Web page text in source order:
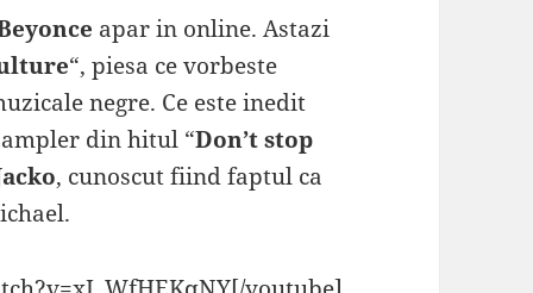
apar in online. Astazi
“, piesa ce vorbeste
negre. Ce este inedit
din hitul “Don’t stop
, cunoscut fiind faptul ca